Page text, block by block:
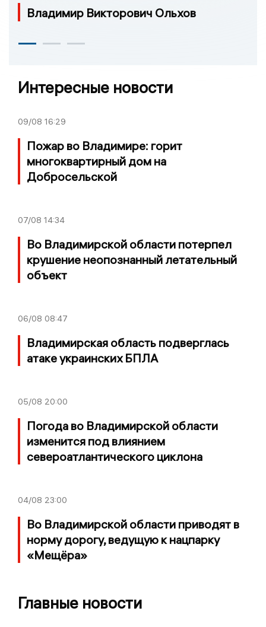
Владимир Викторович Ольхов
Интересные новости
09/08 16:29
Пожар во Владимире: горит
многоквартирный дом на
Добросельской
07/08 14:34
Во Владимирской области потерпел
крушение неопознанный летательный
объект
06/08 08:47
Владимирская область подверглась
атаке украинских БПЛА
05/08 20:00
Погода во Владимирской области
изменится под влиянием
североатлантического циклона
04/08 23:00
Во Владимирской области приводят в
норму дорогу, ведущую к нацпарку
«Мещёра»
Главные новости